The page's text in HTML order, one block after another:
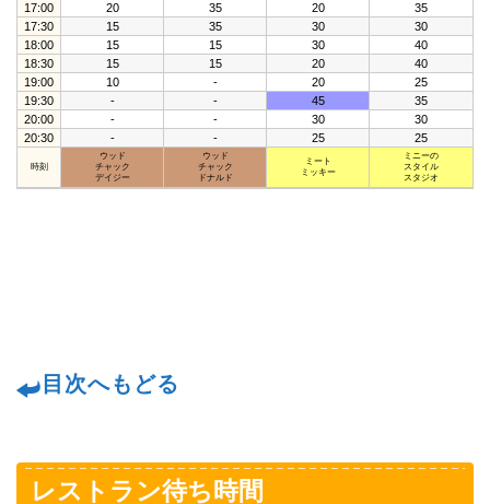
17:00
20 35 20
35
17:30
15 35 30
30
18:00
15 15 30
40
18:30
15 15 20
40
19:00
10 - 20
25
19:30
- - 45
35
20:00
- - 30
30
20:30
- - 25 25
時刻
ウッド
チャック
デイジー
ウッド
チャック
ドナルド
ミート
ミッキー
ミニーの
スタイル
スタジオ
目次へもどる
レストラン待ち時間